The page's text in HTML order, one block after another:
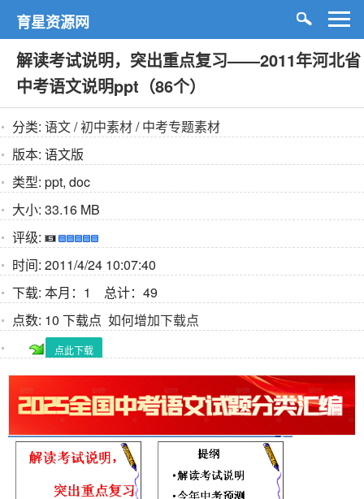
育星资源网
解读考试说明，突出重点复习——2011年河北省
中考语文说明ppt（86个）
分类: 语文/初中素材/中考专题素材
版本: 语文版
类型: ppt, doc
大小: 33.16 MB
评级:
时间: 2011/4/24 10:07:40
下载: 本月：1 总计：49
点数: 10 下载点 如何增加下载点
点此下载